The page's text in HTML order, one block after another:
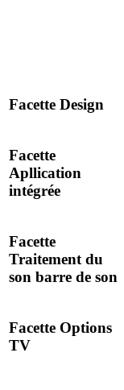
Facette Design
Facette
Apllication
intégrée
Facette
Traitement du
son barre de son
Facette Options
TV